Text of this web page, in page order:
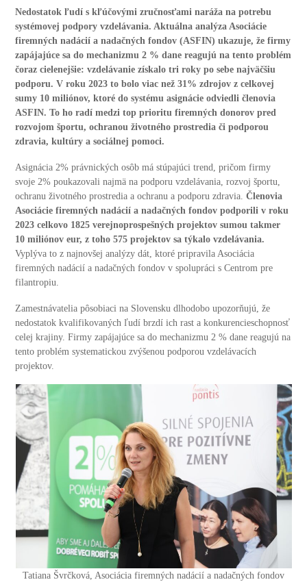
Nedostatok ľudí s kľúčovými zručnosťami naráža na potrebu
systémovej podpory vzdelávania. Aktuálna analýza Asociácie
firemných nadácií a nadačných fondov (ASFIN) ukazuje, že firmy
zapájajúce sa do mechanizmu 2 % dane reagujú na tento problém
čoraz cielenejšie: vzdelávanie získalo tri roky po sebe najväčšiu
podporu. V roku 2023 to bolo viac než 31% zdrojov z celkovej
sumy 10 miliónov, ktoré do systému asignácie odviedli členovia
ASFIN. To ho radí medzi top prioritu firemných donorov pred
rozvojom športu, ochranou životného prostredia či podporou
zdravia, kultúry a sociálnej pomoci.
Asignácia 2% právnických osôb má stúpajúci trend, pričom firmy
svoje 2% poukazovali najmä na podporu vzdelávania, rozvoj športu,
ochranu životného prostredia a ochranu a podporu zdravia.Členovia
Asociácie firemných nadácií a nadačných fondov podporili v roku
2023 celkovo 1825 verejnoprospešných projektov sumou takmer
10 miliónov eur, z toho 575 projektov sa týkalo vzdelávania.
Vyplýva to z najnovšej analýzy dát, ktoré pripravila Asociácia
firemných nadácií a nadačných fondov v spolupráci s Centrom pre
filantropiu.
Zamestnávatelia pôsobiaci na Slovensku dlhodobo upozorňujú, že
nedostatok kvalifikovaných ľudí brzdí ich rast a konkurencieschopnosť
celej krajiny. Firmy zapájajúce sa do mechanizmu 2 % dane reagujú na
tento problém systematickou zvýšenou podporou vzdelávacích
projektov.
Tatiana Švrčková, Asociácia firemných nadácií a nadačných fondov